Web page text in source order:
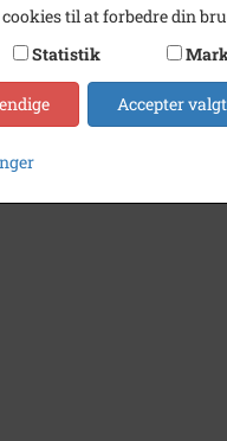
til at forbedre din
Statistik
Accepter